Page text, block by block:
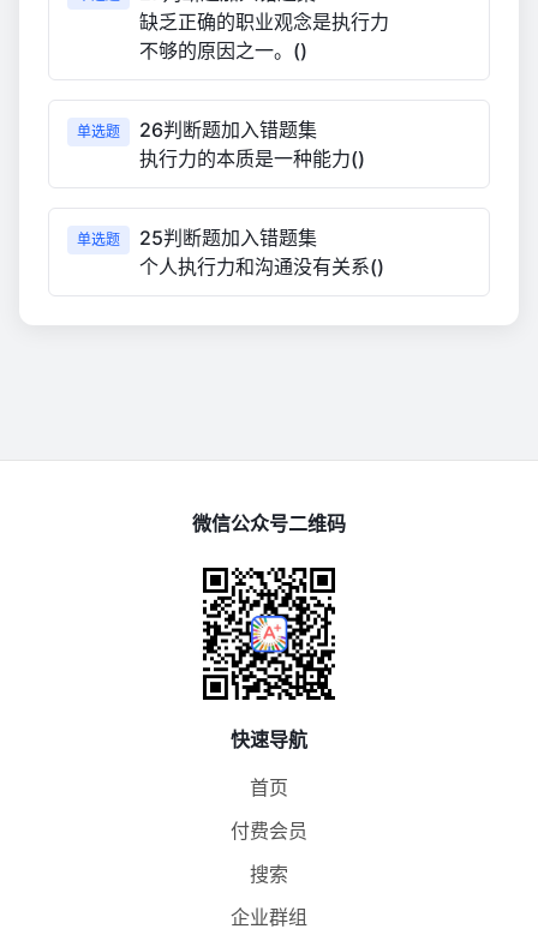
缺乏正确的职业观念是执行力
不够的原因之一。()
单选题
26判断题加入错题集
执行力的本质是一种能力()
单选题
25判断题加入错题集
个人执行力和沟通没有关系()
微信公众号二维码
快速导航
首页
付费会员
搜索
企业群组